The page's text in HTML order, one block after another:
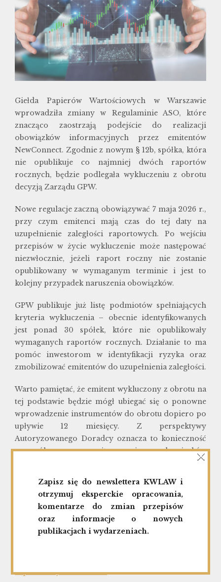
Giełda Papierów Wartościowych w Warszawie
wprowadziła zmiany w Regulaminie ASO, które
znacząco zaostrzają podejście do realizacji
obowiązków informacyjnych przez emitentów
NewConnect. Zgodnie z nowym § 12b, spółka, która
nie opublikuje co najmniej dwóch raportów
rocznych, będzie podlegała wykluczeniu z obrotu
decyzją Zarządu GPW.
Nowe regulacje zaczną obowiązywać 7 maja 2026 r.,
przy czym emitenci mają czas do tej daty na
uzupełnienie zaległości raportowych. Po wejściu
przepisów w życie wykluczenie może następować
niezwłocznie, jeżeli raport roczny nie zostanie
opublikowany w wymaganym terminie i jest to
kolejny przypadek naruszenia obowiązków.
GPW publikuje już listę podmiotów spełniających
kryteria wykluczenia – obecnie identyfikowanych
jest ponad 30 spółek, które nie opublikowały
wymaganych raportów rocznych. Działanie to ma
pomóc inwestorom w identyfikacji ryzyka oraz
zmobilizować emitentów do uzupełnienia zaległości.
Warto pamiętać, że emitent wykluczony z obrotu na
tej podstawie będzie mógł ubiegać się o ponowne
wprowadzenie instrumentów do obrotu dopiero po
upływie 12 miesięcy. Z perspektywy
Autoryzowanego Doradcy oznacza to konieczność
szczególnego monitorowania obowiązków
informacyjnych emitentów oraz aktywnego
compliance. Najbliższe miesiące będą kluczowe dla
spółek, które chcą uniknąć ryzyka sankcji i utraty
Jeżeli Państwa spółka potrzebuje wsparcia w
zapraszamy do kontaktu
Zapisz się do newslettera KWLAW i
otrzymuj eksperckie opracowania,
komentarze do zmian przepisów
oraz informacje o nowych
publikacjach i wydarzeniach.
×